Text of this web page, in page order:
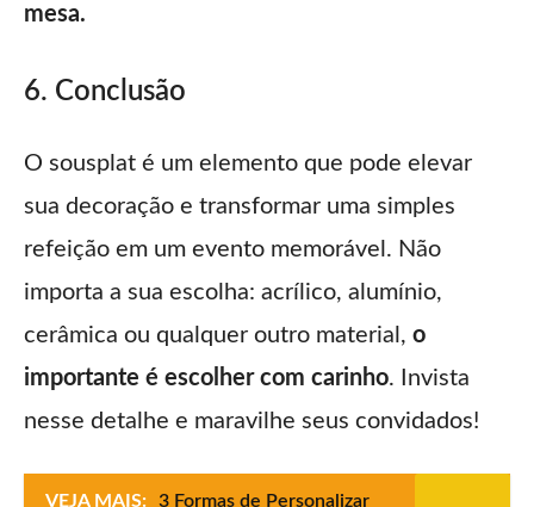
mesa.
6. Conclusão
O sousplat é um elemento que pode elevar
sua decoração e transformar uma simples
refeição em um evento memorável. Não
importa a sua escolha: acrílico, alumínio,
cerâmica ou qualquer outro material, o
importante é escolher com carinho. Invista
nesse detalhe e maravilhe seus convidados!
VEJA MAIS: 3 Formas de Personalizar